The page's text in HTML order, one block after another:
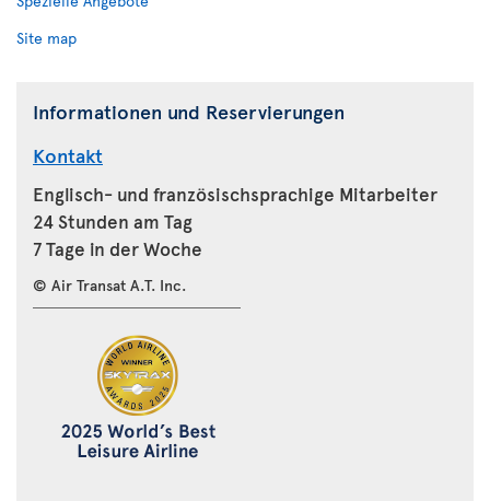
Site map
Informationen und Reservierungen
Kontakt
Englisch- und französischsprachige Mitarbeiter
24 Stunden am Tag
7 Tage in der Woche
© Air Transat A.T. Inc.